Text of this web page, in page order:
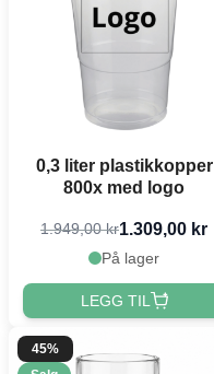
0,3 liter plastikkopper
800x med logo
1.949,00 kr1.309,00 kr
På lager
LEGG TIL
45%